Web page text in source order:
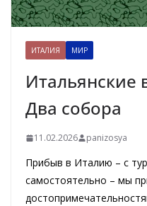
ИТАЛИЯ МИР
Итальянские
Два собора
11.02.2026 panizosya
Прибыв в Италию – с
самостоятельно – мы